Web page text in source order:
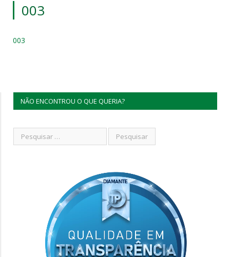
003
003
NÃO ENCONTROU O QUE QUERIA?